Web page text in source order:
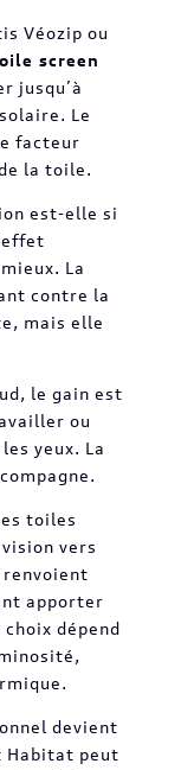
Véozip ou
screen
jusqu’à
Le
facteur
la toile.
est-elle si
La
contre la
mais elle
le gain est
ou
yeux. La
toiles
vers
apporter
dépend
devient
Habitat peut